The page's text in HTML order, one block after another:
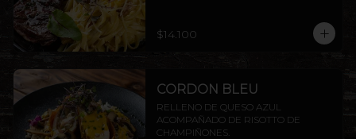
$14.100
CORDON BLEU
RELLENO DE QUESO AZUL
ACOMPAÑADO DE RISOTTO DE
CHAMPIÑONES.